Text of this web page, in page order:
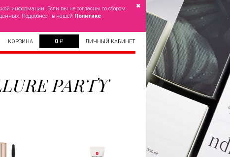
информации. Если вы не согласны со сбором
Подробнее - в нашей Политике
✖
КОРЗИНА 0 ₽ ЛИЧНЫЙ КАБИНЕТ
PARTY